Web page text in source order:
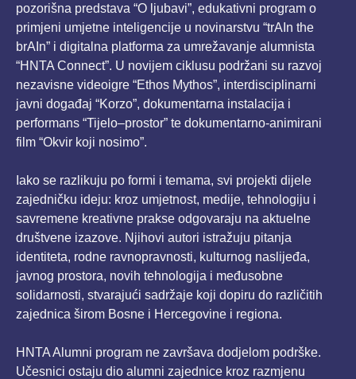
pozorišna predstava “O ljubavi”, edukativni program o
primjeni umjetne inteligencije u novinarstvu “trAIn the
brAIn” i digitalna platforma za umrežavanje alumnista
“HNTA Connect”. U novijem ciklusu podržani su razvoj
nezavisne videoigre “Ethos Mythos”, interdisciplinarni
javni događaj “Korzo”, dokumentarna instalacija i
performans “Tijelo–prostor” te dokumentarno-animirani
film “Okvir koji nosimo”.
Iako se razlikuju po formi i temama, svi projekti dijele
zajedničku ideju: kroz umjetnost, medije, tehnologiju i
savremene kreativne prakse odgovaraju na aktuelne
društvene izazove. Njihovi autori istražuju pitanja
identiteta, rodne ravnopravnosti, kulturnog naslijeđa,
javnog prostora, novih tehnologija i međusobne
solidarnosti, stvarajući sadržaje koji dopiru do različitih
zajednica širom Bosne i Hercegovine i regiona.
HNTA Alumni program ne završava dodjelom podrške.
Učesnici ostaju dio alumni zajednice kroz razmjenu